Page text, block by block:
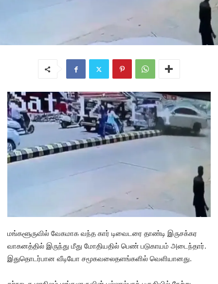
மங்களூருவில் வேகமாக வந்த கார் டிவைடரை தாண்டி இருசக்கர
வாகனத்தில் இருந்து மீது மோதியதில் பெண் படுகாயம் அடைந்தார்.
இதுதொடர்பான வீடியோ சமூகவலைதளங்களில் வெளியானது.